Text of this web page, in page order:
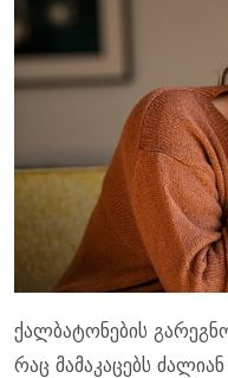
ქალბატონების
რაც მამაკაცებს